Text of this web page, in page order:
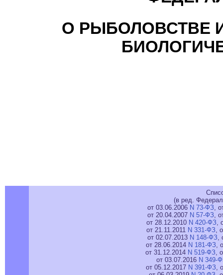
О РЫБОЛОВСТВЕ
(в ред.
от 03.06.2006 N 73-ФЗ,
от 20.04.2007 N 57-ФЗ,
от 28.12.2010 N 420-ФЗ,
от 21.11.2011 N 331-ФЗ ,
от 02.07.2013 N 148-ФЗ,
от 28.06.2014 N 181-ФЗ,
от 31.12.2014 N 519-ФЗ ,
от 03.07.2016 N 349-
от 05.12.2017 N 391-ФЗ,